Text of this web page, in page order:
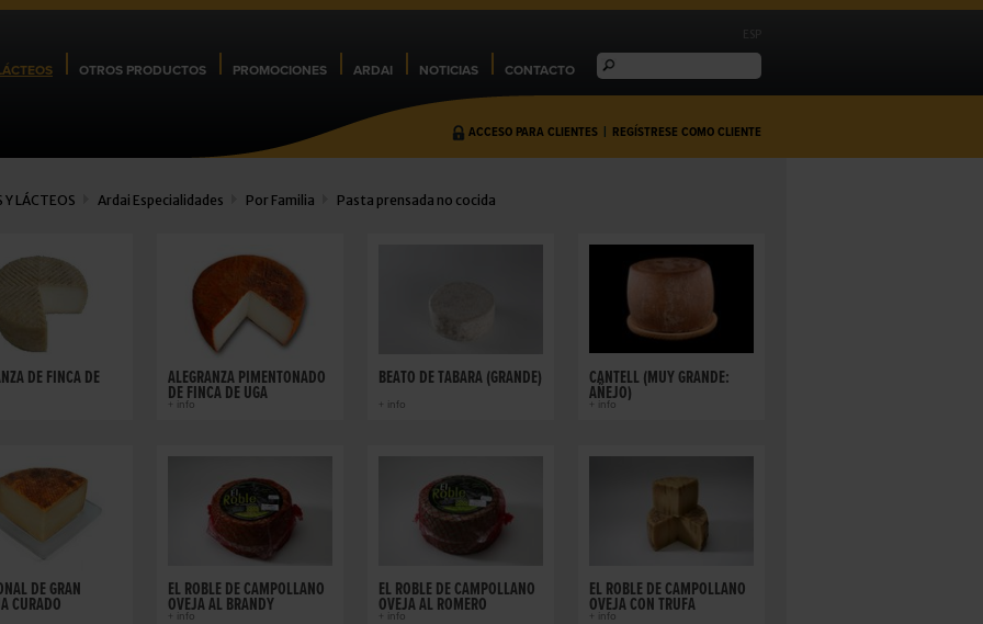
OTROS PRODUCTOS PROMOCIONES ARDAI NOTICIAS CONTACTO
ACCESO PARA CLIENTES REGÍSTRESE COMO CLIENTE
Y LÁCTEOS Ardai Especialidades Por Familia Pasta prensada no cocida
DE FINCA DE ALEGRANZA PIMENTONADO
DE FINCA DE UGA
+ info
BEATO DE TABARA (GRANDE)
+ info
CANTELL (MUY GRANDE:
AÑEJO)
+ info
DE GRAN
CURADO
EL ROBLE DE CAMPOLLANO
OVEJA AL BRANDY
+ info
EL ROBLE DE CAMPOLLANO
OVEJA AL ROMERO
+ info
EL ROBLE DE CAMPOLLANO
OVEJA CON TRUFA
+ info